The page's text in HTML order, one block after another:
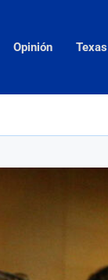
Opinión Texas